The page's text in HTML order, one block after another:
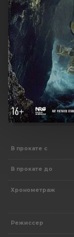
В прокате с
В прокате до
Хронометраж
Режиссер